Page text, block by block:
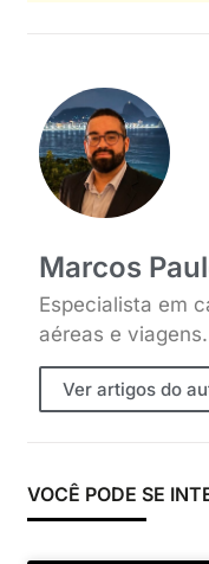
Marcos
Especialista em
aéreas e viagens.
Ver artigos do
VOCÊ PODE SE